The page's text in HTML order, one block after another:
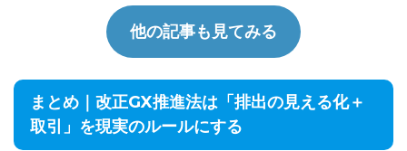
他の記事も見てみる
まとめ｜改正GX推進法は「排出の見える化＋
取引」を現実のルールにする